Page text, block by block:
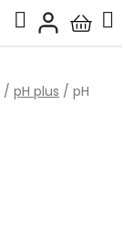
Hľadať
košík
/ pH plus / pH